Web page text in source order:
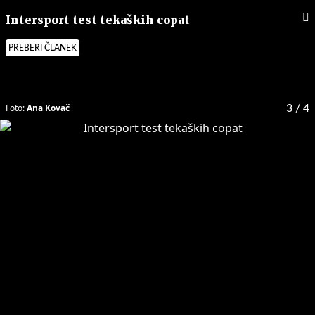
Intersport test tekaških copat
PREBERI ČLANEK
3 / 4
Foto:Ana Kovač